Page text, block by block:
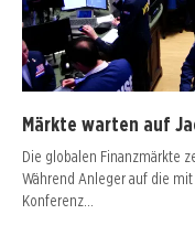
Märkte warten auf
Die globalen Finanzmärkte
Während Anleger auf die
Konferenz…